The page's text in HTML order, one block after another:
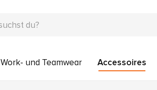
Work- und Teamwear Accessoires